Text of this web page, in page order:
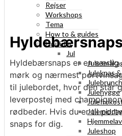
Rejser
Workshops
Tema
How to & guides
Højtider
Jul
Juleknas
Julebrunch
Julehygge
Juleshop
Hyldebærsnaps er en særlig
mørk og nærmest
til julebordet, hvor den står
leverpostej med
rødbeder. Hvis du er til
snaps for dig.